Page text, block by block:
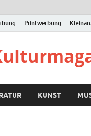
Printwerbung
KUNST